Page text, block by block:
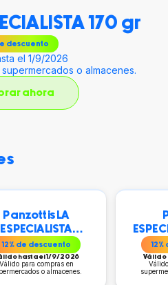
170 gr
descuento
el 1/9/2026
o almacenes.
ahora
LA
380 g
9/2026
en
ESPECIALISTA
% de
Válido hasta el 1/9/
Válido para compras
supermercados o